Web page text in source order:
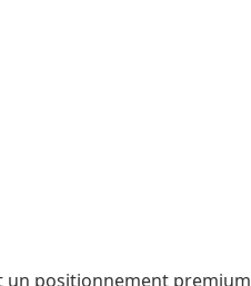
un positionnement premium